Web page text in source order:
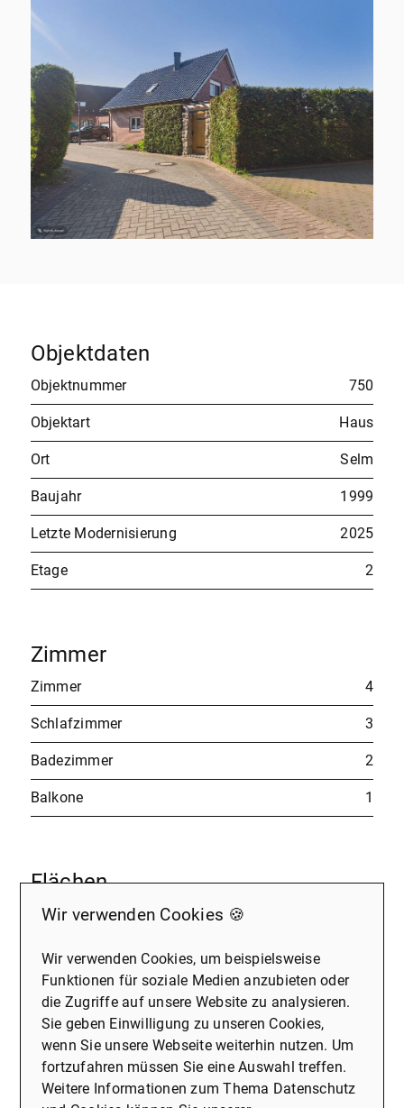
Objektdaten
Objektnummer 750
Objektart Haus
Ort Selm
Baujahr 1999
Letzte Modernisierung 2025
Etage 2
Zimmer
Zimmer 4
Schlafzimmer 3
Badezimmer 2
Balkone 1
Flächen
Grundstücksfläche
Wohnfläche ca. 124 m²
Nutzfläche ca. 191 m²
Preise
Kaufpreis
Wir verwenden Cookies 🍪
Wir verwenden Cookies, um beispielsweise
Funktionen für soziale Medien anzubieten oder
die Zugriffe auf unsere Website zu analysieren.
Sie geben Einwilligung zu unseren Cookies,
wenn Sie unsere Webseite weiterhin nutzen. Um
fortzufahren müssen Sie eine Auswahl treffen.
Weitere Informationen zum Thema Datenschutz